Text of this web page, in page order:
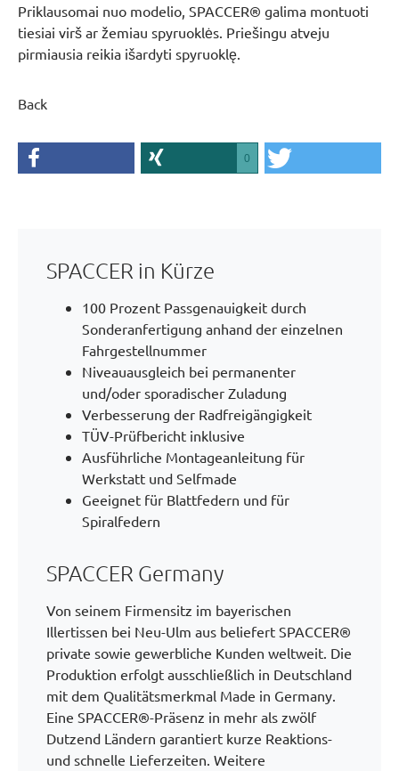
Priklausomai nuo modelio, SPACCER® galima montuoti
tiesiai virš ar žemiau spyruoklės. Priešingu atveju
pirmiausia reikia išardyti spyruoklę.
Back
0
SPACCER in Kürze
100 Prozent Passgenauigkeit durch
Sonderanfertigung anhand der einzelnen
Fahrgestellnummer
Niveauausgleich bei permanenter
und/oder sporadischer Zuladung
Verbesserung der Radfreigängigkeit
TÜV-Prüfbericht inklusive
Ausführliche Montageanleitung für
Werkstatt und Selfmade
Geeignet für Blattfedern und für
Spiralfedern
SPACCER Germany
Von seinem Firmensitz im bayerischen
Illertissen bei Neu-Ulm aus beliefert SPACCER®
private sowie gewerbliche Kunden weltweit. Die
Produktion erfolgt ausschließlich in Deutschland
mit dem Qualitätsmerkmal Made in Germany.
Eine SPACCER®-Präsenz in mehr als zwölf
Dutzend Ländern garantiert kurze Reaktions-
und schnelle Lieferzeiten. Weitere